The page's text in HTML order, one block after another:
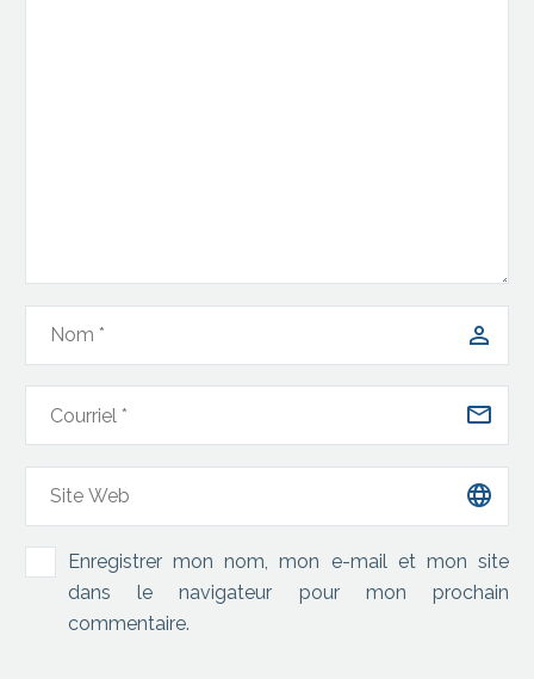
Enregistrer mon nom, mon e-mail et mon site
dans le navigateur pour mon prochain
commentaire.